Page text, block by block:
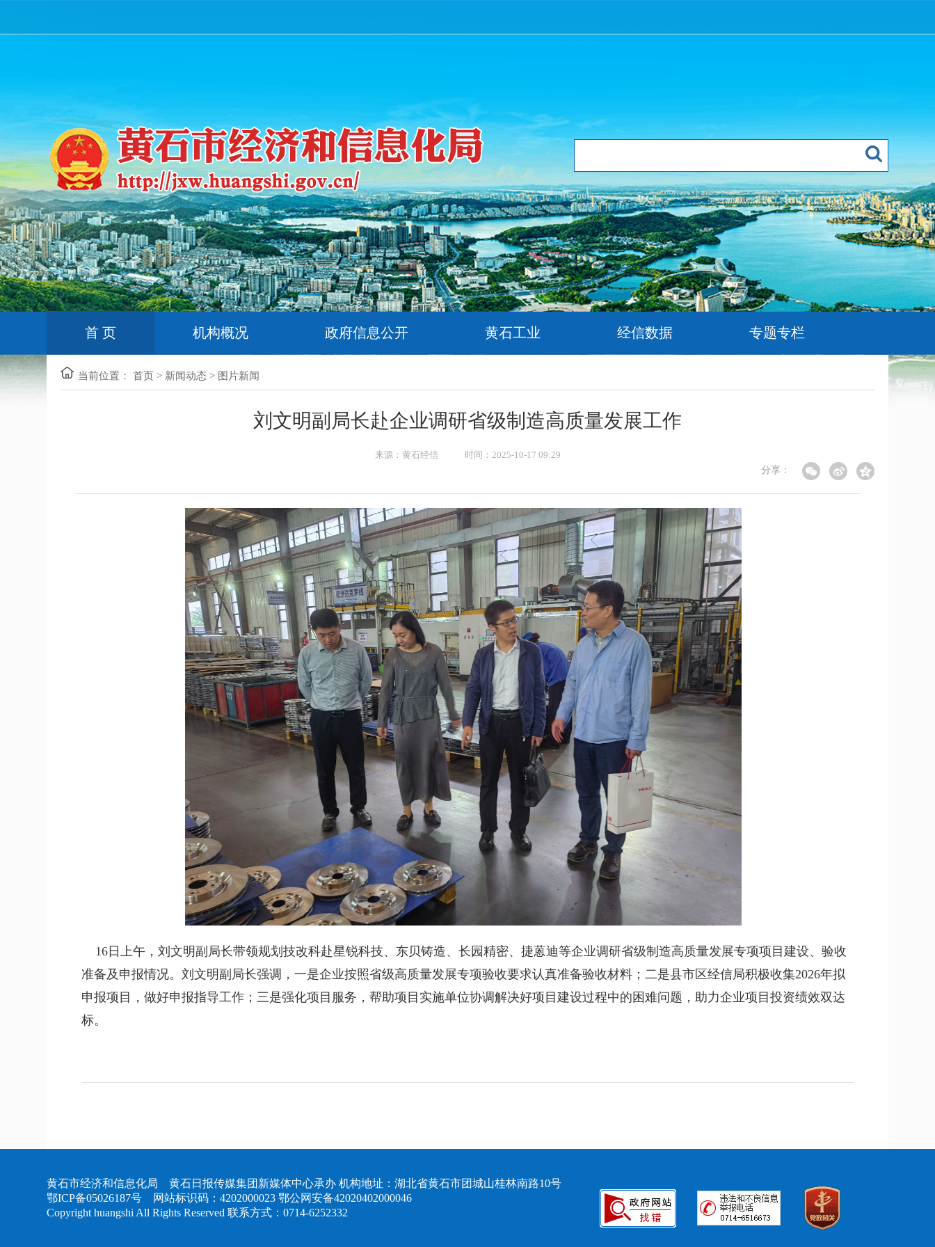
首 页 机构概况 政府信息公开 黄石工业 经信数据 专题专栏
当前位置： 首页 > 新闻动态 > 图片新闻
刘文明副局长赴企业调研省级制造高质量发展工作
来源：黄石经信 时间：2025-10-17 09:29
分享：
16日上午，刘文明副局长带领规划技改科赴星锐科技、东贝铸造、长园精密、捷蒽迪等企业调研省级制造高质量发展专项项目建设、验收
准备及申报情况。刘文明副局长强调，一是企业按照省级高质量发展专项验收要求认真准备验收材料；二是县市区经信局积极收集2026年拟
申报项目，做好申报指导工作；三是强化项目服务，帮助项目实施单位协调解决好项目建设过程中的困难问题，助力企业项目投资绩效双达
标。
黄石市经济和信息化局 黄石日报传媒集团新媒体中心承办 机构地址：湖北省黄石市团城山桂林南路10号
鄂ICP备05026187号 网站标识码：4202000023 鄂公网安备42020402000046
Copyright huangshi All Rights Reserved 联系方式：0714-6252332